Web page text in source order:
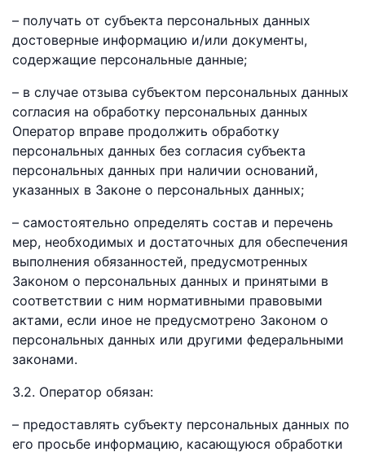
– получать от субъекта персональных данных
достоверные информацию и/или документы,
содержащие персональные данные;
– в случае отзыва субъектом персональных данных
согласия на обработку персональных данных
Оператор вправе продолжить обработку
персональных данных без согласия субъекта
персональных данных при наличии оснований,
указанных в Законе о персональных данных;
– самостоятельно определять состав и перечень
мер, необходимых и достаточных для обеспечения
выполнения обязанностей, предусмотренных
Законом о персональных данных и принятыми в
соответствии с ним нормативными правовыми
актами, если иное не предусмотрено Законом о
персональных данных или другими федеральными
законами.
3.2. Оператор обязан:
– предоставлять субъекту персональных данных по
его просьбе информацию, касающуюся обработки